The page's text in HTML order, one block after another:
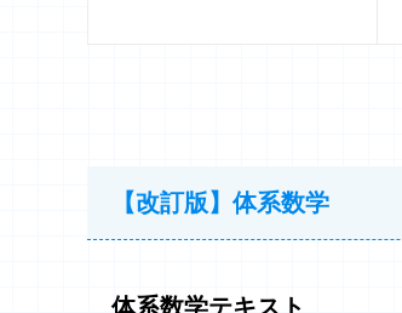
【改訂版】体系数学
体系数学テキスト